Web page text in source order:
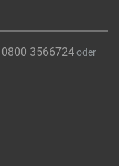
0800 3566724oder